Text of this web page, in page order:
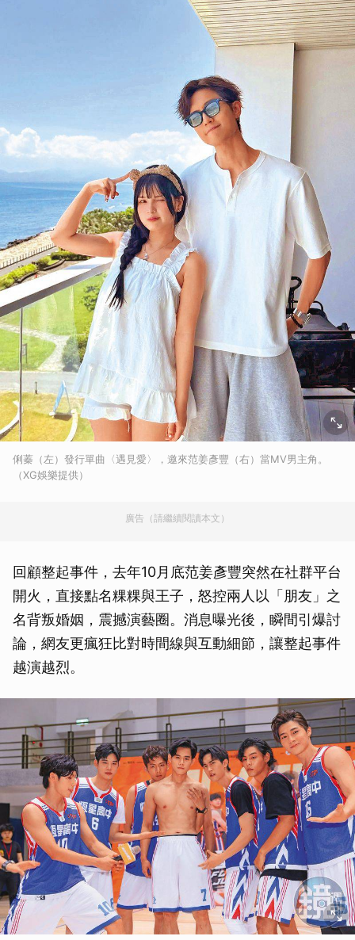
俐蓁（左）發行單曲〈遇見愛〉，邀來范姜彥豐（右）當MV男主角。
（XG娛樂提供）
廣告（請繼續閱讀本文）
回顧整起事件，去年10月底范姜彥豐突然在社群平台
開火，直接點名粿粿與王子，怒控兩人以「朋友」之
名背叛婚姻，震撼演藝圈。消息曝光後，瞬間引爆討
論，網友更瘋狂比對時間線與互動細節，讓整起事件
越演越烈。